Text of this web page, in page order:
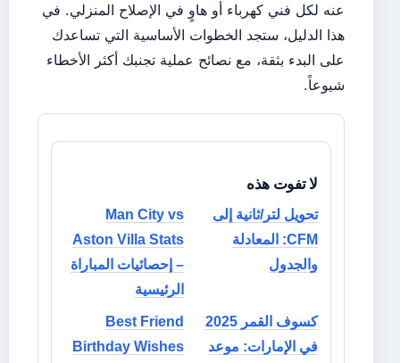
عنه لكل فني كهرباء أو هاوٍ في الإصلاح المنزلي. في
هذا الدليل، ستجد الخطوات الأساسية التي تساعدك
على البدء بثقة، مع نصائح عملية تجنبك أكثر الأخطاء
شيوعاً.
لا تفوت هذه
تحويل لتر/ثانية إلى
CFM: المعادلة
والجدول
Man City vs
Aston Villa Stats
– إحصائيات المباراة
الرئيسية
كسوف القمر 2025
في الإمارات: موعد
Best Friend
Birthday Wishes